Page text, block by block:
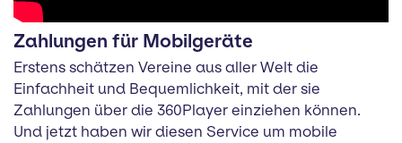
Zahlungen für Mobilgeräte
Erstens schätzen Vereine aus aller Welt die
Einfachheit und Bequemlichkeit, mit der sie
Zahlungen über die 360Player einziehen können.
Und jetzt haben wir diesen Service um mobile